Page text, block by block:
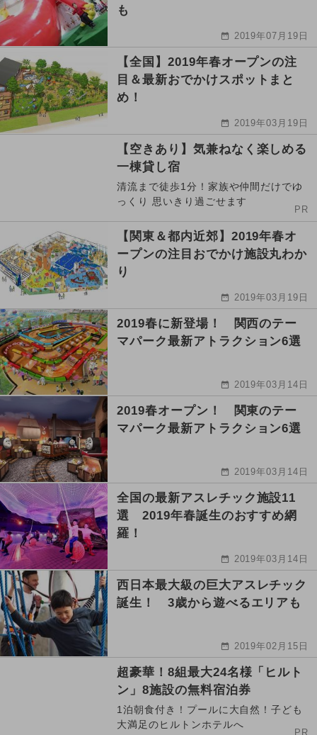
も
2019年07月19日
【全国】2019年春オープンの注
目＆最新おでかけスポットまと
め！
2019年03月19日
【空きあり】気兼ねなく楽しめる
一棟貸し宿
清流まで徒歩1分！家族や仲間だけでゆ
っくり 思いきり過ごせます
PR
【関東＆都内近郊】2019年春オ
ープンの注目おでかけ施設丸わか
り
2019年03月19日
2019春に新登場！ 関西のテー
マパーク最新アトラクション6選
2019年03月14日
2019春オープン！ 関東のテー
マパーク最新アトラクション6選
2019年03月14日
全国の最新アスレチック施設11
選 2019年春誕生のおすすめ網
羅！
2019年03月14日
西日本最大級の巨大アスレチック
誕生！ 3歳から遊べるエリアも
2019年02月15日
超豪華！8組最大24名様「ヒルト
ン」8施設の無料宿泊券
1泊朝食付き！プールに大自然！子ども
大満足のヒルトンホテルへ
PR